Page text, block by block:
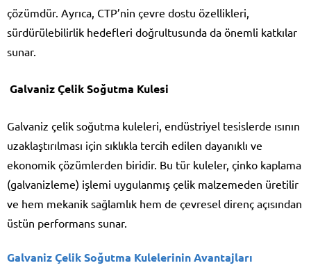
çözümdür. Ayrıca, CTP’nin çevre dostu özellikleri,
sürdürülebilirlik hedefleri doğrultusunda da önemli katkılar
sunar.
Galvaniz Çelik Soğutma Kulesi
Galvaniz çelik soğutma kuleleri, endüstriyel tesislerde ısının
uzaklaştırılması için sıklıkla tercih edilen dayanıklı ve
ekonomik çözümlerden biridir. Bu tür kuleler, çinko kaplama
(galvanizleme) işlemi uygulanmış çelik malzemeden üretilir
ve hem mekanik sağlamlık hem de çevresel direnç açısından
üstün performans sunar.
Galvaniz Çelik Soğutma Kulelerinin Avantajları